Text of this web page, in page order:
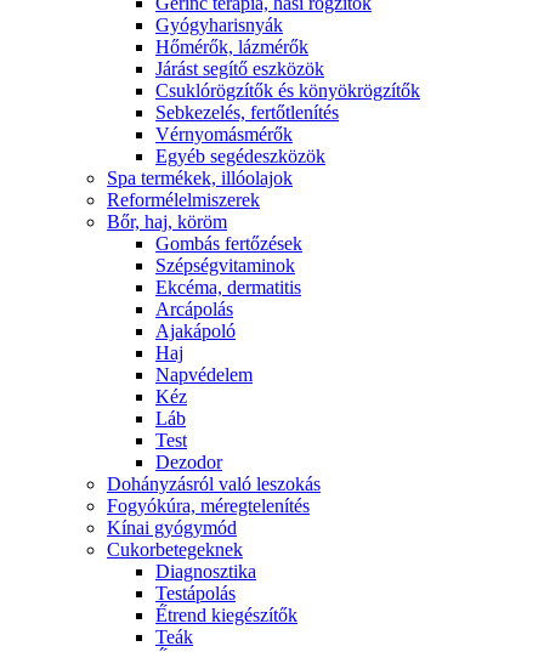
Gyógyharisnyák
Hőmérők, lázmérők
Járást segítő eszközök
Csuklórögzítők és könyökrögzítők
Sebkezelés, fertőtlenítés
Vérnyomásmérők
Egyéb segédeszközök
Spa termékek, illóolajok
Reformélelmiszerek
Bőr, haj, köröm
Gombás fertőzések
Szépségvitaminok
Ekcéma, dermatitis
Arcápolás
Ajakápoló
Haj
Napvédelem
Kéz
Láb
Test
Dezodor
Dohányzásról való leszokás
Fogyókúra, méregtelenítés
Kínai gyógymód
Cukorbetegeknek
Diagnosztika
Testápolás
É́trend kiegészítők
Teák